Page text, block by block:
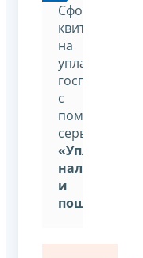
Сформировать
квитанцию
на
уплату
госпошлины
с
помощью
сервиса:
«Уплата
налогов
и
пошлин»